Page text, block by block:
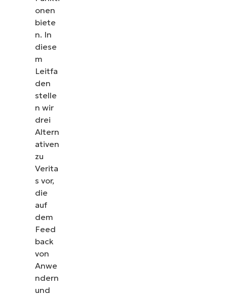
onen
biete
n. In
diese
m
Leitfa
den
stelle
n wir
drei
Altern
ativen
zu
Verita
s vor,
die
auf
dem
Feed
back
von
Anwe
ndern
und